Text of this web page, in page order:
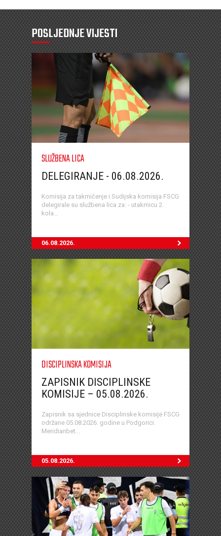
POSLJEDNJE VIJESTI
SLUŽBENA LICA
DELEGIRANJE - 06.08.2026.
Komisija za takmičenje i Sudijska komisija FSCG
delegirale su službena lica za: - utakmicu 2.
kola...
06.08.2026.
DISCIPLINSKA KOMISIJA
ZAPISNIK DISCIPLINSKE
KOMISIJE – 05.08.2026.
Zapisnik sa sjednice Disciplinske komisije FSCG
održane 05.08.2026. godine u Podgorici.
Meridianbet...
05.08.2026.